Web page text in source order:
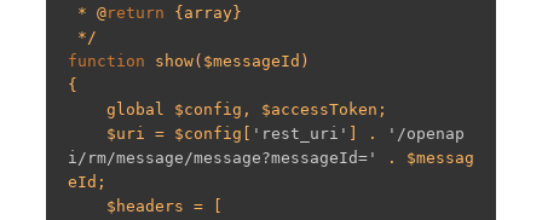
* @return {array}
function show($messageId)
{
    $uri = $config[
'rest_uri' ] .
'/openap
i/rm/message/message?messageId='
. $messag
eId;